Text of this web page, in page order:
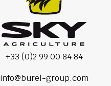
+33 (0)2 99 00 84 84
info@burel-group.com